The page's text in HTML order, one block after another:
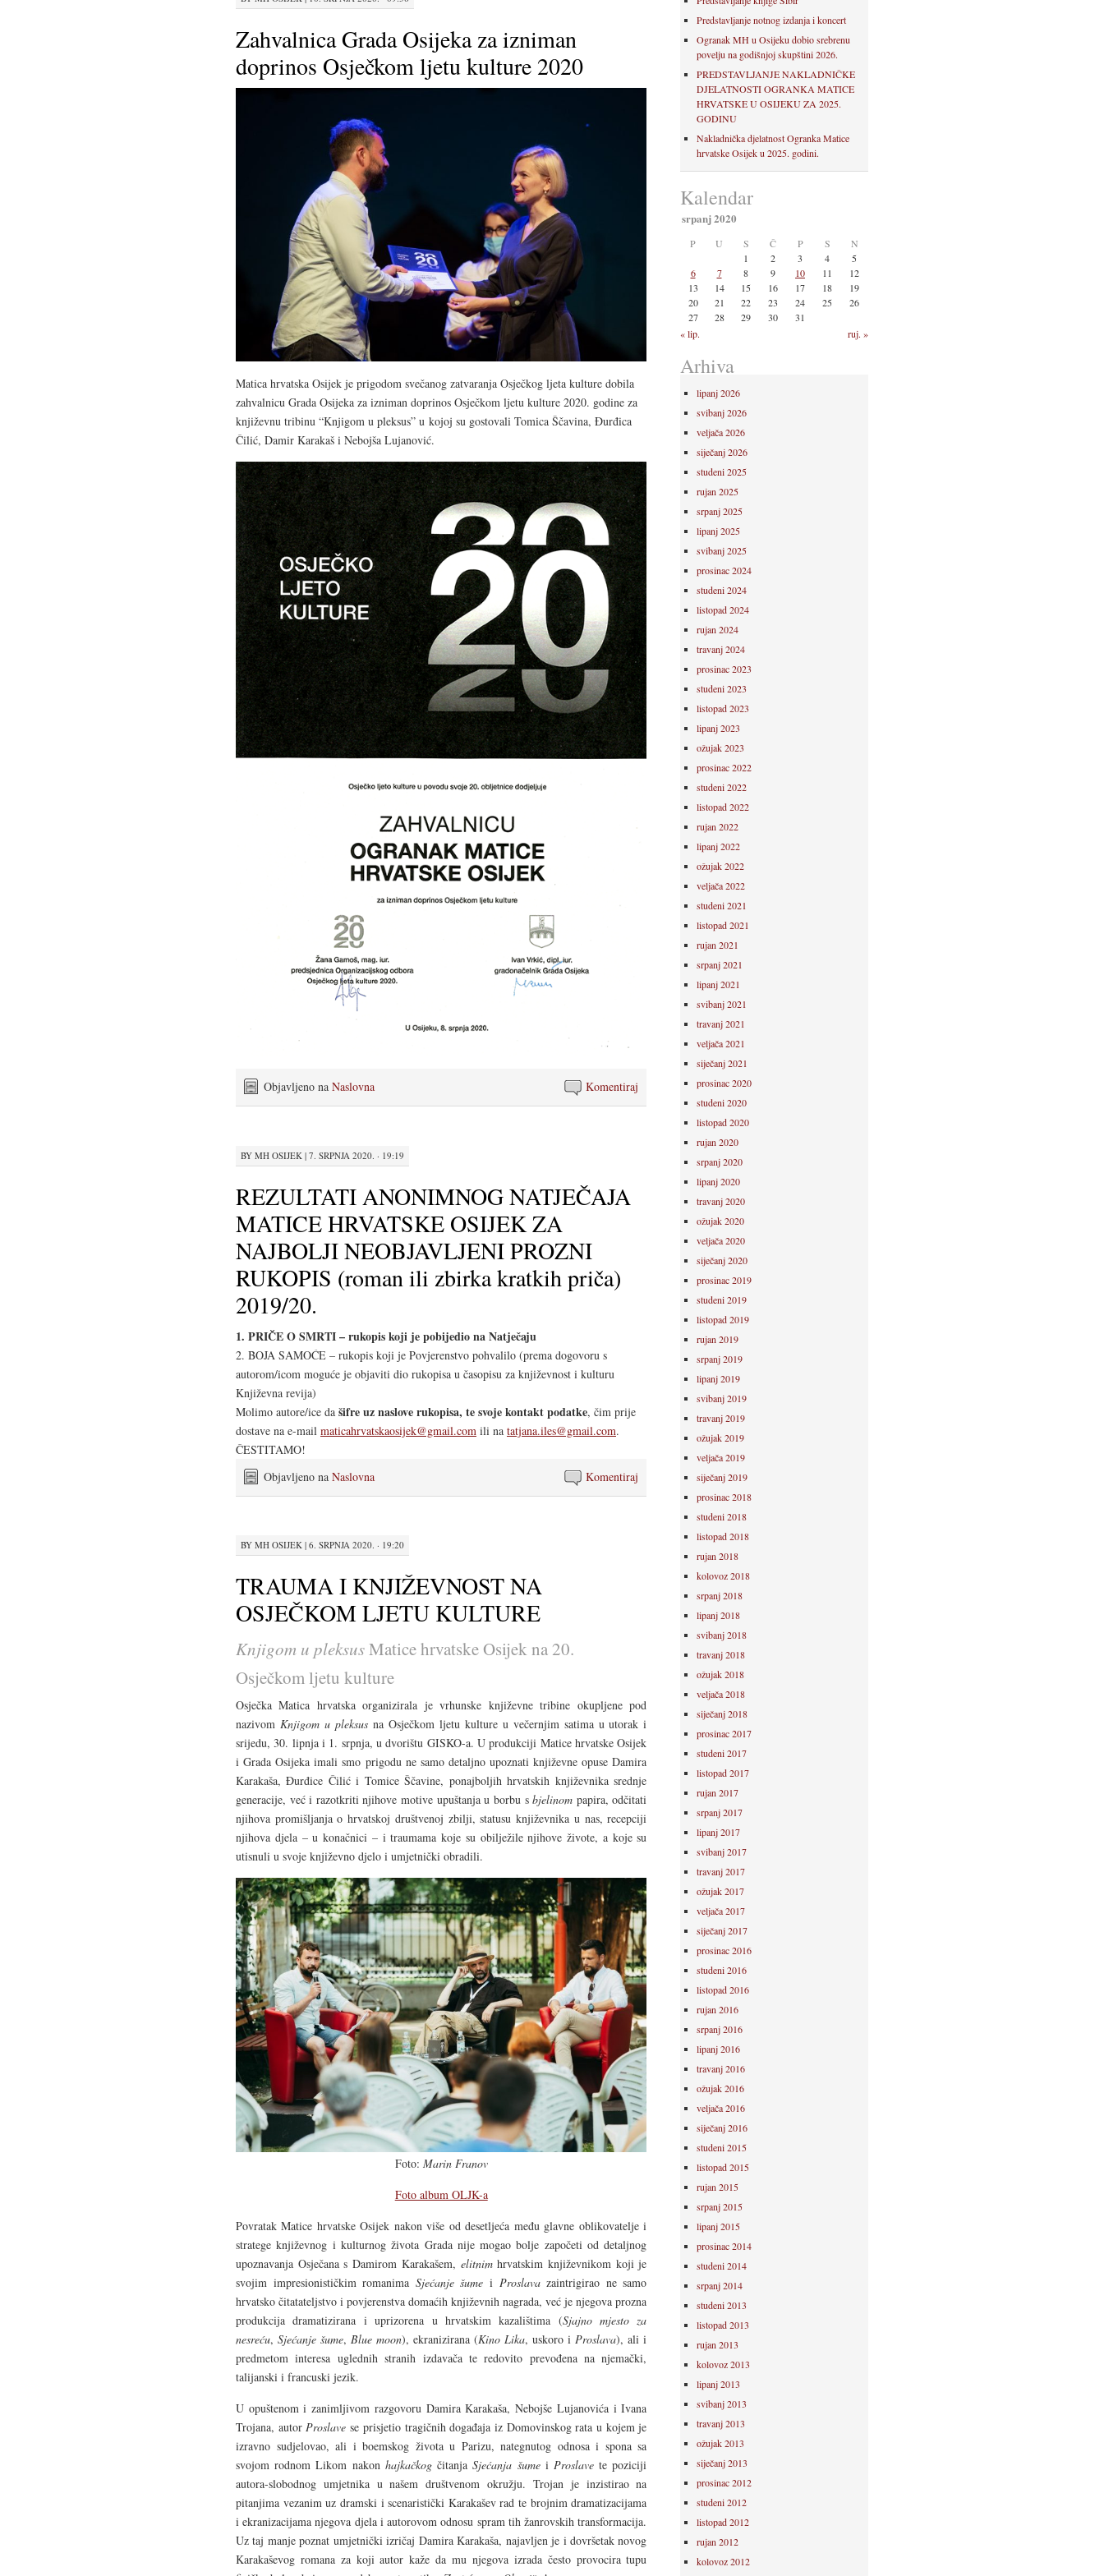
Zahvalnica Grada Osijeka za izniman
doprinos Osječkom ljetu kulture 2020
Matica hrvatska Osijek je prigodom svečanog zatvaranja Osječkog ljeta kulture dobila
zahvalnicu Grada Osijeka za izniman doprinos Osječkom ljetu kulture 2020. godine za
književnu tribinu “Knjigom u pleksus” u kojoj su gostovali Tomica Ščavina, Đurđica
Čilić, Damir Karakaš i Nebojša Lujanović.
Komentiraj
Objavljeno na Naslovna
BY MH OSIJEK | 7. SRPNJA 2020. · 19:19
REZULTATI ANONIMNOG NATJEČAJA
MATICE HRVATSKE OSIJEK ZA
NAJBOLJI NEOBJAVLJENI PROZNI
RUKOPIS (roman ili zbirka kratkih priča)
2019/20.
1. PRIČE O SMRTI – rukopis koji je pobijedio na Natječaju
2. BOJA SAMOĆE – rukopis koji je Povjerenstvo pohvalilo (prema dogovoru s
autorom/icom moguće je objaviti dio rukopisa u časopisu za književnost i kulturu
Književna revija)
Molimo autore/ice da šifre uz naslove rukopisa, te svoje kontakt podatke, čim prije
dostave na e-mail maticahrvatskaosijek@gmail.com ili na tatjana.iles@gmail.com.
ČESTITAMO!
Komentiraj
Objavljeno na Naslovna
BY MH OSIJEK | 6. SRPNJA 2020. · 19:20
TRAUMA I KNJIŽEVNOST NA
OSJEČKOM LJETU KULTURE
Knjigom u pleksusMatice hrvatske Osijek na 20.
Osječkom ljetu kulture
Osječka Matica hrvatska organizirala je vrhunske književne tribine okupljene pod
nazivom Knjigom u pleksusna Osječkom ljetu kulture u večernjim satima u utorak i
srijedu, 30. lipnja i 1. srpnja, u dvorištu GISKO-a. U produkciji Matice hrvatske Osijek
i Grada Osijeka imali smo prigodu ne samo detaljno upoznati književne opuse Damira
Karakaša, Đurđice Čilić i Tomice Ščavine, ponajboljih hrvatskih književnika srednje
generacije, već i razotkriti njihove motive upuštanja u borbu sbjelinom papira, odčitati
njihova promišljanja o hrvatskoj društvenoj zbilji, statusu književnika u nas, recepciji
njihova djela – u konačnici – i traumama koje su obilježile njihove živote, a koje su
utisnuli u svoje književno djelo i umjetnički obradili.
Foto: Marin Franov
Foto album OLJK-a
Povratak Matice hrvatske Osijek nakon više od desetljeća među glavne oblikovatelje i
stratege književnog i kulturnog života Grada nije mogao bolje započeti od detaljnog
upoznavanja Osječana s Damirom Karakašem, elitnimhrvatskim književnikom koji je
svojim impresionističkim romanima Sjećanje šume i Proslavazaintrigirao ne samo
hrvatsko čitatateljstvo i povjerenstva domaćih književnih nagrada, već je njegova prozna
produkcija dramatizirana i uprizorena u hrvatskim kazalištima (Sjajno mjesto za
nesreću,Sjećanje šume, Blue moon), ekranizirana (Kino Lika, uskoro i Proslava), ali i
predmetom interesa uglednih stranih izdavača te redovito prevođena na njemački,
talijanski i francuski jezik.
U opuštenom i zanimljivom razgovoru Damira Karakaša, Nebojše Lujanovića i Ivana
Trojana, autor Proslave se prisjetio tragičnih događaja iz Domovinskog rata u kojem je
izravno sudjelovao, ali i boemskog života u Parizu, nategnutog odnosa i spona sa
svojom rodnom Likom nakon hajkačkogčitanjaSjećanja šumei Proslave te poziciji
autora-slobodnog umjetnika u našem društvenom okružju. Trojan je inzistirao na
pitanjima vezanim uz dramski i scenaristički Karakašev rad te brojnim dramatizacijama
i ekranizacijama njegova djela i autorovom odnosu spram tih žanrovskih transformacija.
Uz taj manje poznat umjetnički izričaj Damira Karakaša, najavljen je i dovršetak novog
Karakaševog romana za koji autor kaže da mu njegova izrada često provocira tupu
Predstavljanje notnog izdanja i koncert
Ogranak MH u Osijeku dobio srebrenu
povelju na godišnjoj skupštini 2026.
PREDSTAVLJANJE NAKLADNIČKE
DJELATNOSTI OGRANKA MATICE
HRVATSKE U OSIJEKU ZA 2025.
GODINU
Nakladnička djelatnost Ogranka Matice
hrvatske Osijek u 2025. godini.
Kalendar
srpanj 2020
P U S Č P S N
« lip. ruj. »
1 2 3 4
5
6
7 8 9 10 11
12
13
14 15 16 17 18
19
20
21 22 23 24 25
26
27
28 29 30 31
Arhiva
lipanj 2026
svibanj 2026
veljača 2026
siječanj 2026
studeni 2025
rujan 2025
srpanj 2025
lipanj 2025
svibanj 2025
prosinac 2024
studeni 2024
listopad 2024
rujan 2024
travanj 2024
prosinac 2023
studeni 2023
listopad 2023
lipanj 2023
ožujak 2023
prosinac 2022
studeni 2022
listopad 2022
rujan 2022
lipanj 2022
ožujak 2022
veljača 2022
studeni 2021
listopad 2021
rujan 2021
srpanj 2021
lipanj 2021
svibanj 2021
travanj 2021
veljača 2021
siječanj 2021
prosinac 2020
studeni 2020
listopad 2020
rujan 2020
srpanj 2020
lipanj 2020
travanj 2020
ožujak 2020
veljača 2020
siječanj 2020
prosinac 2019
studeni 2019
listopad 2019
rujan 2019
srpanj 2019
lipanj 2019
svibanj 2019
travanj 2019
ožujak 2019
veljača 2019
siječanj 2019
prosinac 2018
studeni 2018
listopad 2018
rujan 2018
kolovoz 2018
srpanj 2018
lipanj 2018
svibanj 2018
travanj 2018
ožujak 2018
veljača 2018
siječanj 2018
prosinac 2017
studeni 2017
listopad 2017
rujan 2017
srpanj 2017
lipanj 2017
svibanj 2017
travanj 2017
ožujak 2017
veljača 2017
siječanj 2017
prosinac 2016
studeni 2016
listopad 2016
rujan 2016
srpanj 2016
lipanj 2016
travanj 2016
ožujak 2016
veljača 2016
siječanj 2016
studeni 2015
listopad 2015
rujan 2015
srpanj 2015
lipanj 2015
prosinac 2014
studeni 2014
srpanj 2014
studeni 2013
listopad 2013
rujan 2013
kolovoz 2013
lipanj 2013
svibanj 2013
travanj 2013
ožujak 2013
siječanj 2013
prosinac 2012
studeni 2012
listopad 2012
rujan 2012
kolovoz 2012